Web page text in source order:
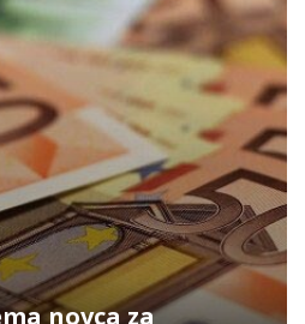
novca za